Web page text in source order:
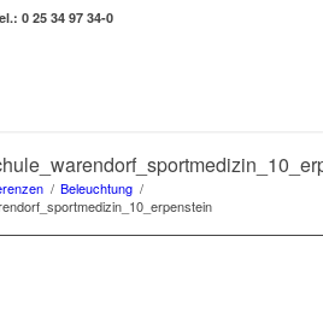
0 25 34 97 34-0
/ Beleuchtung /